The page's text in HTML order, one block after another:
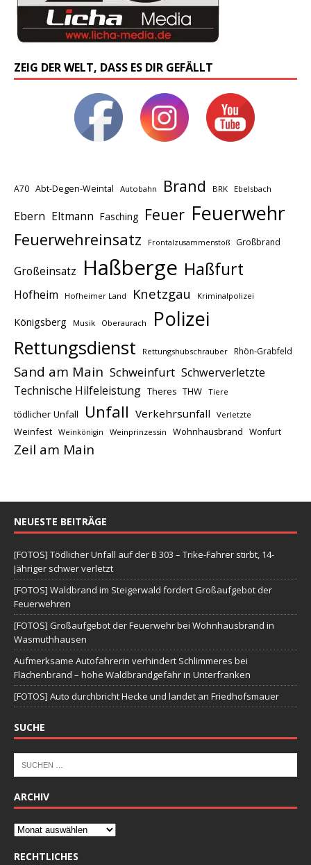
ZEIG DER WELT, DASS ES DIR GEFÄLLT
A70 Abt-Degen-Weintal Autobahn Brand BRK Ebelsbach
Ebern Eltmann Fasching Feuer Feuerwehr
Feuerwehreinsatz Frontalzusammenstoß Großbrand
Großeinsatz Haßberge Haßfurt
Hofheim Hofheimer Land Knetzgau Kriminalpolizei
Königsberg Musik Oberaurach Polizei
Rettungsdienst Rettungshubschrauber Rhön-Grabfeld
Sand am Main Schweinfurt Schwerverletzte
Technische Hilfeleistung Theres THW Tiere
tödlicher Unfall Unfall Verkehrsunfall Verletzte
Weinfest Weinkönigin Weinprinzessin Wohnhausbrand Wonfurt
Zeil am Main
NEUESTE BEITRÄGE
[FOTOS] Tödlicher Unfall auf der B 303 – Trike-Fahrer stirbt, 14-
Jähriger schwer verletzt
[FOTOS] Waldbrand im Steigerwald fordert Großaufgebot der
Feuerwehren
[FOTOS] Großaufgebot der Feuerwehr bei Wohnhausbrand in
Wasmuthhausen
Aufmerksame Autofahrerin verhindert Schlimmeres bei
Flächenbrand – hohe Waldbrandgefahr in Unterfranken
[FOTOS] Auto durchbricht Hecke und landet an Friedhofsmauer
SUCHE
ARCHIV
RECHTLICHES